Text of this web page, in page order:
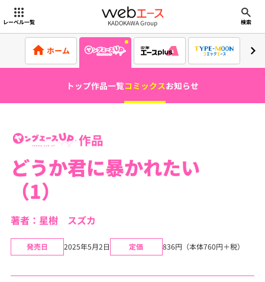
レーベル一覧 webエース
KADOKAWA Group 検索
ホーム
トップ作品一覧コミックスお知らせ
作品
どうか君に暴かれたい
（1）
著者：星樹 スズカ
発売日 2025年5月2日 定価 836円（本体760円＋税）